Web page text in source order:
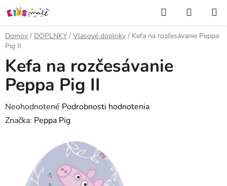
Prejsť
na
obsah
Hľadať
KOŠÍK
Domov / DOPLNKY / Vlasové doplnky / Kefa na rozčesávanie Peppa
Pig II
Kefa na rozčesávanie
Peppa Pig II
Priemerné
hodnotenie
Neohodnotené Podrobnosti hodnotenia
Značka: Peppa Pig